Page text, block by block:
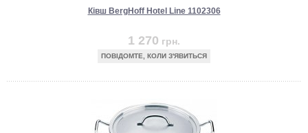
Ківш BergHoff Hotel Line 1102306
1 270 грн.
ПОВІДОМТЕ, КОЛИ З'ЯВИТЬСЯ